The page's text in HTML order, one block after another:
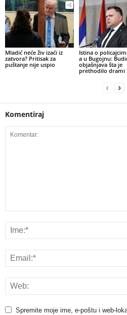
​Mladić neće živ izaći iz
zatvora? Pritisak za
puštanje nije uspio
Istina o
a u Bugojnu:
objašnjava šta je
prethodilo drami
Komentiraj
Spremite moje ime, e-poštu i web-